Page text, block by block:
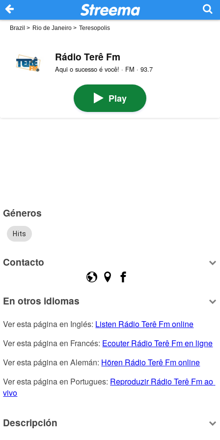
Brazil > Rio de Janeiro > Teresopolis
Rádio Terê Fm
Aqui o sucesso é você! · FM · 93.7
Play
Géneros
Hits
Contacto
En otros idiomas
Ver esta página en Inglés: Listen Rádio Terê Fm online
Ver esta página en Francés: Ecouter Rádio Terê Fm en ligne
Ver esta página en Alemán: Hören Rádio Terê Fm online
Ver esta página en Portugues: Reproduzir Rádio Terê Fm ao
vivo
Descripción